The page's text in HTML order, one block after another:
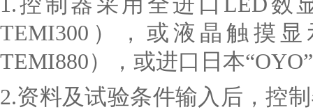
TEMI300），或液晶触摸
TEMI880），或进口日本
2.资料及试验条件输入后，控